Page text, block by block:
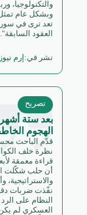
والتكنولوجيا،
وبشكل عام تمثل
تعد ترى في
العقود السابقة".
نشر في: إرم
بعد ستة
الهجوم
تصريح
قدّم الباحث
نظرة خلف
قراءة معمقة
أن حلب شكّلت
والاستراتيجية،
نفّذت ضربات
النظام على
العسكري لم